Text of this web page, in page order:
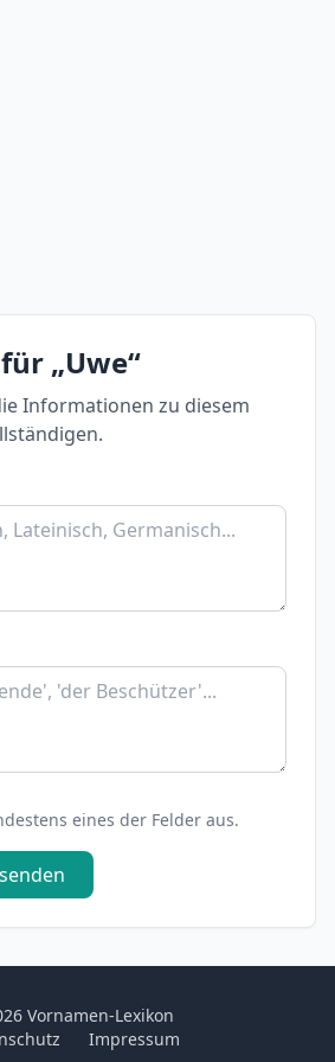
„Uwe“
Informationen zu diesem
eines der Felder aus.
Vornamen-Lexikon
Impressum